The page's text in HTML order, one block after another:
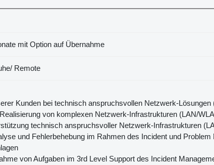
mit Option auf Übernahme
Remote
Kunden bei technisch anspruchsvollen Netzwerk-Lösungen
von komplexen Netzwerk-Infrastrukturen (LAN/
technisch anspruchsvoller Netzwerk-Infrastrukturen
und Fehlerbehebung im Rahmen des Incident und
von Aufgaben im 3rd Level Support des Incident